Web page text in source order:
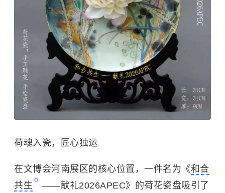
荷魂入瓷，匠心独运
在文博会河南展区的核心位置，一件名为《和合
共生
——献礼2026APEC》的荷花瓷盘吸引了